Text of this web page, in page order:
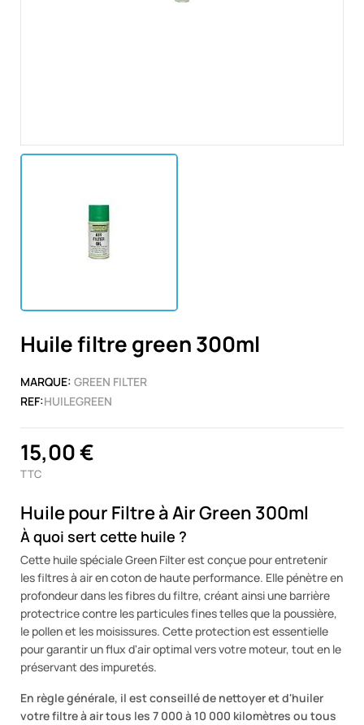
Huile filtre green 300ml
MARQUE: GREEN FILTER
REF:HUILEGREEN
15,00 €
TTC
Huile pour Filtre à Air Green 300ml
À quoi sert cette huile ?
Cette huile spéciale Green Filter est conçue pour entretenir
les filtres à air en coton de haute performance. Elle pénètre en
profondeur dans les fibres du filtre, créant ainsi une barrière
protectrice contre les particules fines telles que la poussière,
le pollen et les moisissures. Cette protection est essentielle
pour garantir un flux d'air optimal vers votre moteur, tout en le
préservant des impuretés.
En règle générale, il est conseillé de nettoyer et d'huiler
votre filtre à air tous les 7 000 à 10 000 kilomètres ou tous